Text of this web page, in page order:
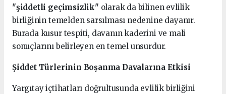
"şiddetli geçimsizlik" olarak da bilinen evlilik
birliğinin temelden sarsılması nedenine dayanır.
Burada kusur tespiti, davanın kaderini ve mali
sonuçlarını belirleyen en temel unsurdur.
Şiddet Türlerinin Boşanma Davalarına Etkisi
Yargıtay içtihatları doğrultusunda evlilik birliğini